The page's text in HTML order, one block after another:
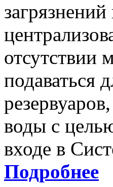
отсутствии
подаваться
воды с
входе в
Подробнее